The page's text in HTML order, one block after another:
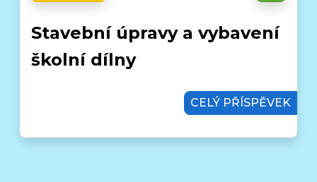
Stavební úpravy a vybavení
školní dílny
CELÝ PŘÍSPĚVEK